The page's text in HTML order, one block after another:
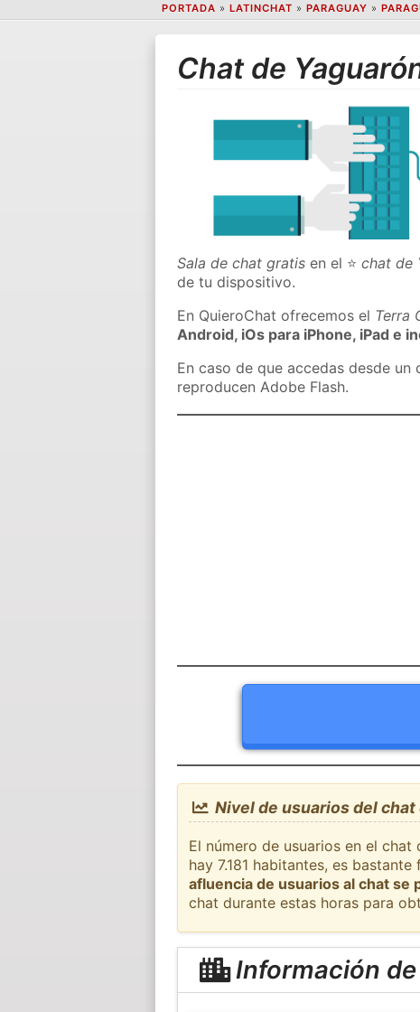
PORTADA » LATINCHAT » PARAGUAY »
Chat de
Sala de chat gratis en el ⭐chat de
de tu dispositivo.
En QuieroChat ofrecemos el Terra
Android, iOs para iPhone, iPad e
En caso de que accedas desde
reproducen Adobe Flash.
Nivel de usuarios del chat
El número de usuarios en el
hay 7.181 habitantes, es
afluencia de usuarios al chat se
chat durante estas horas para
Información de